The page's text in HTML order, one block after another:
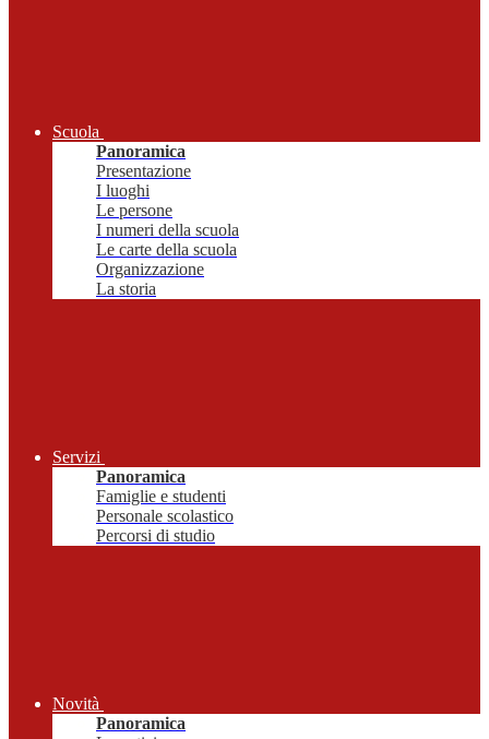
Scuola
Panoramica
Presentazione
I luoghi
Le persone
I numeri della scuola
Le carte della scuola
Organizzazione
La storia
Servizi
Panoramica
Famiglie e studenti
Personale scolastico
Percorsi di studio
Novità
Panoramica